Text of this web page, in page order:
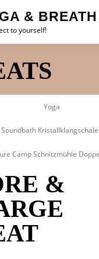
& BREATH
to yourself!
ÜBER MICH
&